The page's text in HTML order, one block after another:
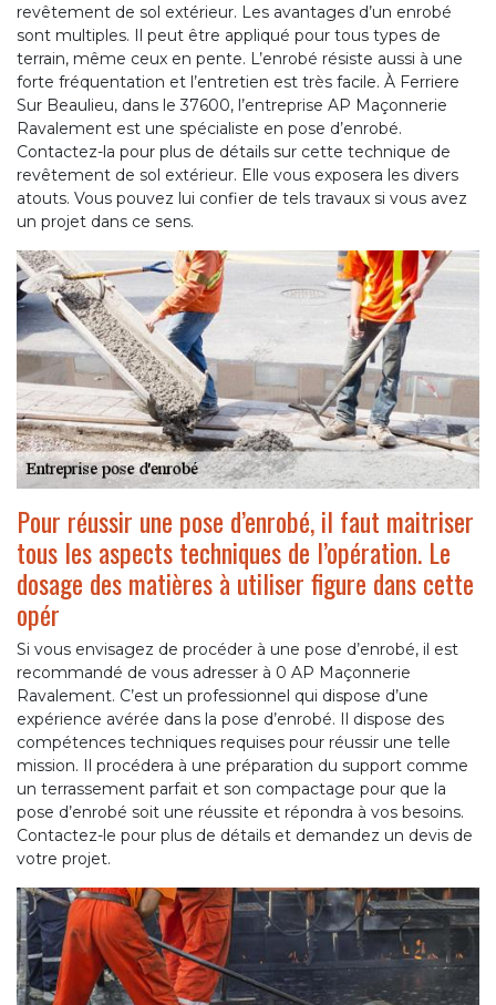
revêtement de sol extérieur. Les avantages d’un enrobé
sont multiples. Il peut être appliqué pour tous types de
terrain, même ceux en pente. L’enrobé résiste aussi à une
forte fréquentation et l’entretien est très facile. À Ferriere
Sur Beaulieu, dans le 37600, l’entreprise AP Maçonnerie
Ravalement est une spécialiste en pose d’enrobé.
Contactez-la pour plus de détails sur cette technique de
revêtement de sol extérieur. Elle vous exposera les divers
atouts. Vous pouvez lui confier de tels travaux si vous avez
un projet dans ce sens.
Pour réussir une pose d’enrobé, il faut maitriser
tous les aspects techniques de l’opération. Le
dosage des matières à utiliser figure dans cette
opér
Si vous envisagez de procéder à une pose d’enrobé, il est
recommandé de vous adresser à 0 AP Maçonnerie
Ravalement. C’est un professionnel qui dispose d’une
expérience avérée dans la pose d’enrobé. Il dispose des
compétences techniques requises pour réussir une telle
mission. Il procédera à une préparation du support comme
un terrassement parfait et son compactage pour que la
pose d’enrobé soit une réussite et répondra à vos besoins.
Contactez-le pour plus de détails et demandez un devis de
votre projet.